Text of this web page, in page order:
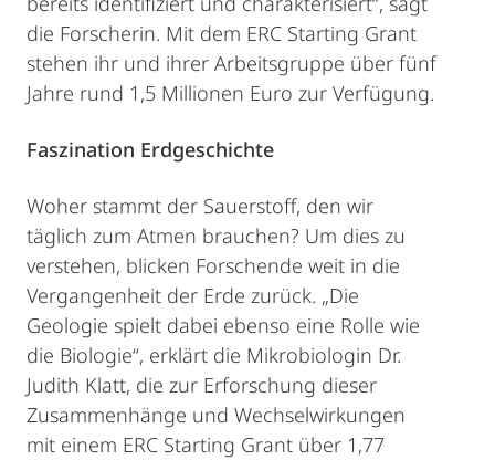
die Forscherin. Mit dem ERC Starting Grant
stehen ihr und ihrer Arbeitsgruppe über fünf
Jahre rund 1,5 Millionen Euro zur Verfügung.
Faszination Erdgeschichte
Woher stammt der Sauerstoff, den wir
täglich zum Atmen brauchen? Um dies zu
verstehen, blicken Forschende weit in die
Vergangenheit der Erde zurück. „Die
Geologie spielt dabei ebenso eine Rolle wie
die Biologie“, erklärt die Mikrobiologin Dr.
Judith Klatt, die zur Erforschung dieser
Zusammenhänge und Wechselwirkungen
mit einem ERC Starting Grant über 1,77